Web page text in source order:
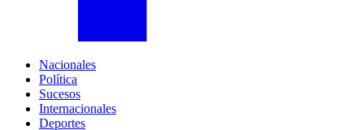
Nacionales
Política
Sucesos
Internacionales
Deportes